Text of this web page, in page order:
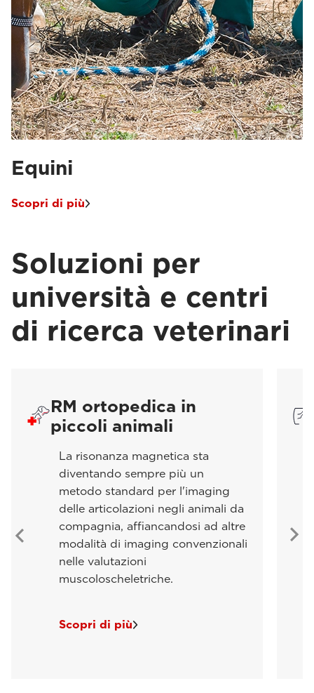
Equini
Scopri di più
Soluzioni per
università e centri
di ricerca veterinari
RM ortopedica in
piccoli animali
La risonanza magnetica sta
diventando sempre più un
metodo standard per l'imaging
delle articolazioni negli animali da
compagnia, affiancandosi ad altre
modalità di imaging convenzionali
nelle valutazioni
muscoloscheletriche.
Scopri di più